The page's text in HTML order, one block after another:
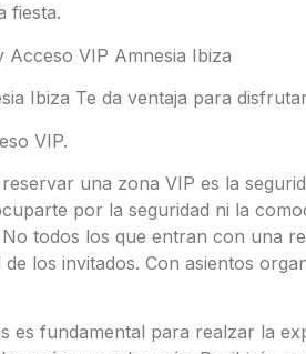
fiesta.
Acceso VIP Amnesia Ibiza
Ibiza Te da ventaja para
VIP.
una zona VIP es la
por la seguridad ni la
todos los que entran con una
los invitados. Con asientos
es fundamental para realzar la